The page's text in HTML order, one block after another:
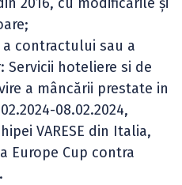
a contractului sau a
Servicii hoteliere si de
a mâncării prestate in
08.02.2024,
VARESE din Italia,
Europe Cup contra